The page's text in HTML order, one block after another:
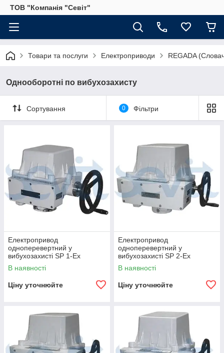
ТОВ "Компанія "Севіт"
Товари та послуги Електроприводи REGADA
Однооборотні по вибухозахисту
Сортування 0 Фільтри
Електропривод
одноперевертний у
вибухозахисті SP 1-Ex
В наявності
Ціну уточнюйте
Електропривод
одноперевертний у
вибухозахисті SP 2-Ex
В наявності
Ціну уточнюйте